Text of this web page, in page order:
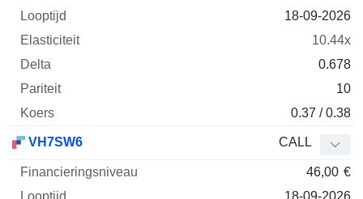
18-09-2026
10.44x
0.678
10
0.37 / 0.38
VH7SW6 CALL
46,00 €